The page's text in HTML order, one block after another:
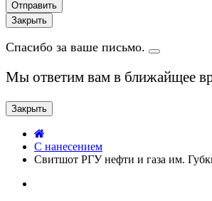
Закрыть
Спасибо за ваше письмо.
Мы ответим вам в ближайщее
Закрыть
C нанесением
Свитшот РГУ нефти и газа им.